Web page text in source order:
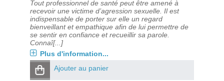
Tout professionnel de santé peut être amené à
recevoir une victime d’agression sexuelle. Il est
indispensable de porter sur elle un regard
bienveillant et empathique afin de lui permettre de
se sentir en confiance et recueillir sa parole.
Connaî[...]
Plus d'information...
Ajouter au panier